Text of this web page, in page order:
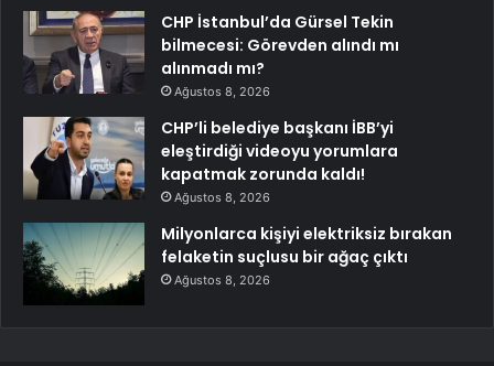
CHP İstanbul’da Gürsel Tekin
bilmecesi: Görevden alındı mı
alınmadı mı?
Ağustos 8, 2026
CHP’li belediye başkanı İBB’yi
eleştirdiği videoyu yorumlara
kapatmak zorunda kaldı!
Ağustos 8, 2026
Milyonlarca kişiyi elektriksiz bırakan
felaketin suçlusu bir ağaç çıktı
Ağustos 8, 2026